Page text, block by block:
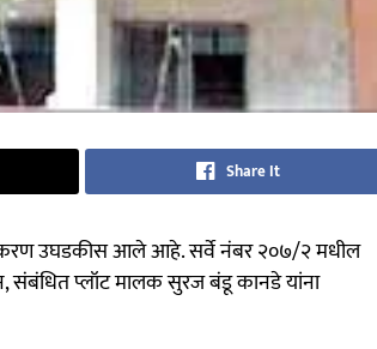
Share It
उघडकीस आले आहे. सर्वे नंबर २०७/२ मधील
संबंधित प्लॉट मालक सुरज बंडू कानडे यांना